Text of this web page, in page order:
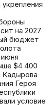
на 2027
бюджет
$4 400
Героя
условие